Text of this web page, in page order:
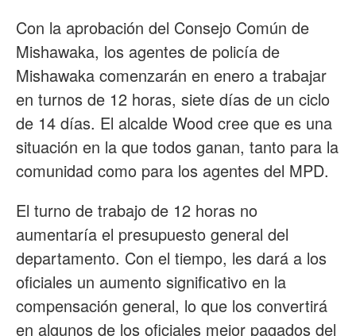
Con la aprobación del Consejo Común de
Mishawaka, los agentes de policía de
Mishawaka comenzarán en enero a trabajar
en turnos de 12 horas, siete días de un ciclo
de 14 días. El alcalde Wood cree que es una
situación en la que todos ganan, tanto para la
comunidad como para los agentes del MPD.
El turno de trabajo de 12 horas no
aumentaría el presupuesto general del
departamento. Con el tiempo, les dará a los
oficiales un aumento significativo en la
compensación general, lo que los convertirá
en algunos de los oficiales mejor pagados del